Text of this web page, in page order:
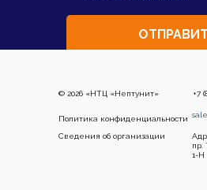
© 2026 «НТЦ «Нептунит»
Политика конфиденциальности
Сведения об организации
пр.
1-Н
+7